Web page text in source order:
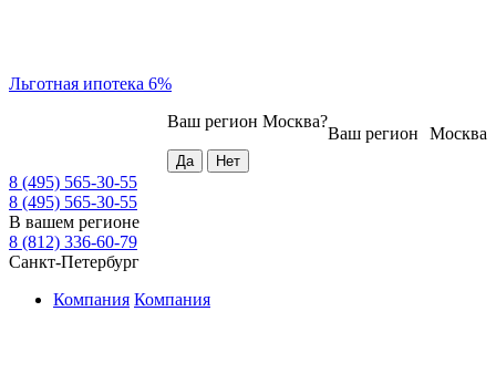
Льготная ипотека 6%
Москва
Ваш регион
Ваш регион Москва?
8 (495) 565-30-55
8 (495) 565-30-55
В вашем регионе
8 (812) 336-60-79
Санкт-Петербург
Компания Компания